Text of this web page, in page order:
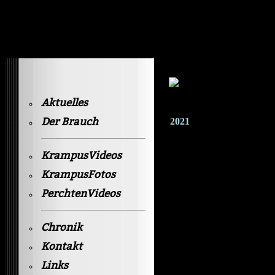
Aktuelles
Der Brauch
KrampusVideos
KrampusFotos
PerchtenVideos
Chronik
Kontakt
Links
2021